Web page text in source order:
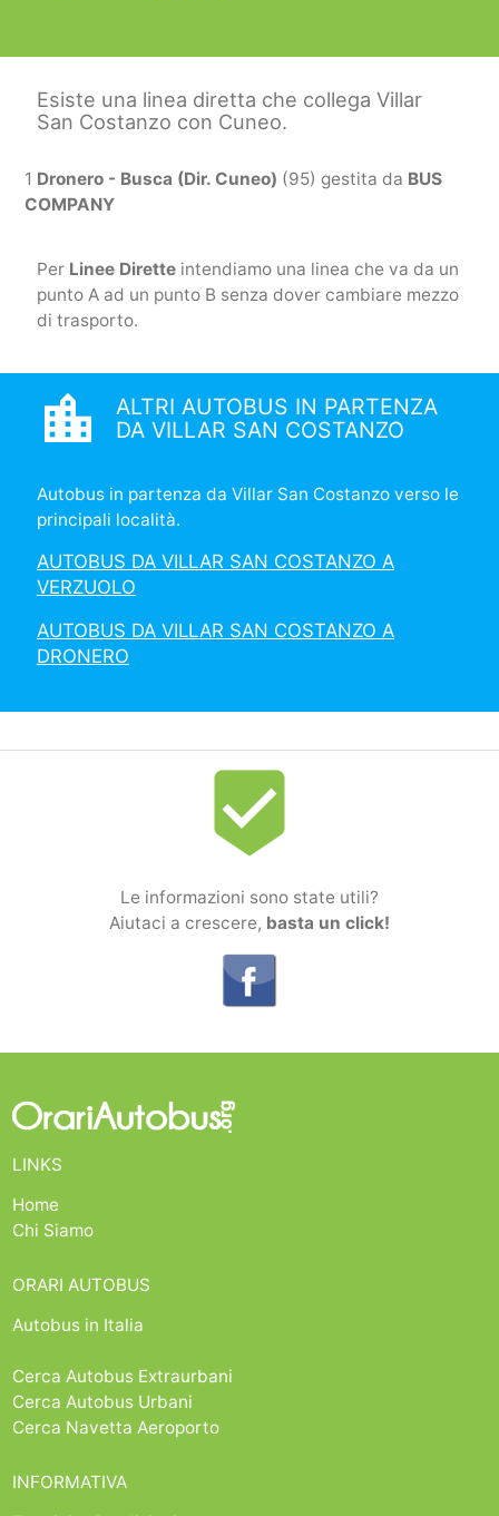
Esiste una linea diretta che collega Villar
San Costanzo con Cuneo.
1 Dronero - Busca (Dir. Cuneo) (95) gestita da BUS
COMPANY
Per Linee Diretteintendiamo una linea che va da un
punto A ad un punto B senza dover cambiare mezzo
di trasporto.
location_city
ALTRI AUTOBUS IN PARTENZA
DA VILLAR SAN COSTANZO
Autobus in partenza da Villar San Costanzo verso le
principali località.
AUTOBUS DA VILLAR SAN COSTANZO A
VERZUOLO
AUTOBUS DA VILLAR SAN COSTANZO A
DRONERO
beenhere
Le informazioni sono state utili?
Aiutaci a crescere, basta un click!
LINKS
Home
Chi Siamo
ORARI AUTOBUS
Autobus in Italia
Cerca Autobus Extraurbani
Cerca Autobus Urbani
Cerca Navetta Aeroporto
INFORMATIVA